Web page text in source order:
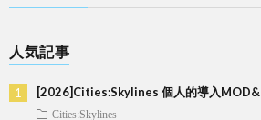
人気記事
[2026]Cities:Skylines 個人的導入
Cities:Skylines